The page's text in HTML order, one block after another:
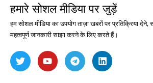
हमारे सोशल मीडिया पर जुड़ें
हम सोशल मीडिया का उपयोग ताज़ा खबरों पर प्रतिक्रिया
महत्वपूर्ण जानकारी साझा करने के लिए करते हैं।